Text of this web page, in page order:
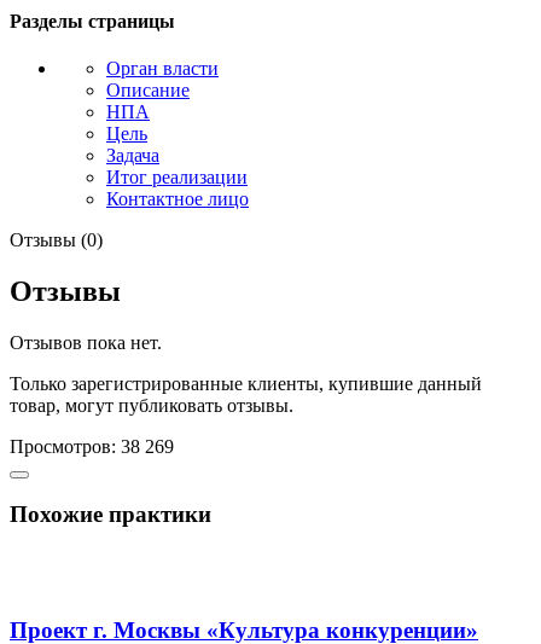
Разделы страницы
Орган власти
Описание
НПА
Цель
Задача
Итог реализации
Контактное лицо
Отзывы (0)
Отзывы
Отзывов пока нет.
Только зарегистрированные клиенты, купившие данный
товар, могут публиковать отзывы.
Просмотров: 38 269
Похожие практики
Проект г. Москвы «Культура конкуренции»